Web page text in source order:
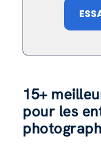
15+
pour les